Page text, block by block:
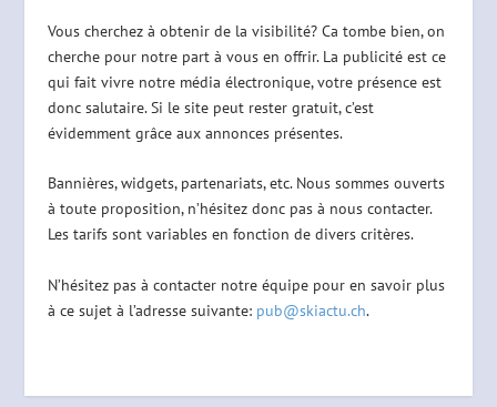
Vous cherchez à obtenir de la visibilité? Ca tombe bien, on
cherche pour notre part à vous en offrir. La publicité est ce
qui fait vivre notre média électronique, votre présence est
donc salutaire. Si le site peut rester gratuit, c’est
évidemment grâce aux annonces présentes.
Bannières, widgets, partenariats, etc. Nous sommes ouverts
à toute proposition, n’hésitez donc pas à nous contacter.
Les tarifs sont variables en fonction de divers critères.
N’hésitez pas à contacter notre équipe pour en savoir plus
à ce sujet à l’adresse suivante: pub@skiactu.ch.